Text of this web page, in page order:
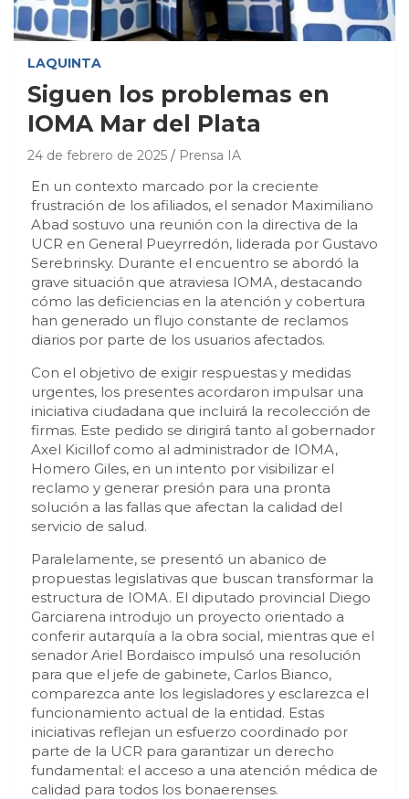
LAQUINTA
Siguen los problemas en
IOMA Mar del Plata
24 de febrero de 2025 Prensa IA
En un contexto marcado por la creciente
frustración de los afiliados, el senador Maximiliano
Abad sostuvo una reunión con la directiva de la
UCR en General Pueyrredón, liderada por Gustavo
Serebrinsky. Durante el encuentro se abordó la
grave situación que atraviesa IOMA, destacando
cómo las deficiencias en la atención y cobertura
han generado un flujo constante de reclamos
diarios por parte de los usuarios afectados.
Con el objetivo de exigir respuestas y medidas
urgentes, los presentes acordaron impulsar una
iniciativa ciudadana que incluirá la recolección de
firmas. Este pedido se dirigirá tanto al gobernador
Axel Kicillof como al administrador de IOMA,
Homero Giles, en un intento por visibilizar el
reclamo y generar presión para una pronta
solución a las fallas que afectan la calidad del
servicio de salud.
Paralelamente, se presentó un abanico de
propuestas legislativas que buscan transformar la
estructura de IOMA. El diputado provincial Diego
Garciarena introdujo un proyecto orientado a
conferir autarquía a la obra social, mientras que el
senador Ariel Bordaisco impulsó una resolución
para que el jefe de gabinete, Carlos Bianco,
comparezca ante los legisladores y esclarezca el
funcionamiento actual de la entidad. Estas
iniciativas reflejan un esfuerzo coordinado por
parte de la UCR para garantizar un derecho
fundamental: el acceso a una atención médica de
calidad para todos los bonaerenses.